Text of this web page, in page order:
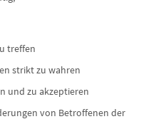
treffen
strikt zu wahren
und zu akzeptieren
von Betroffenen der